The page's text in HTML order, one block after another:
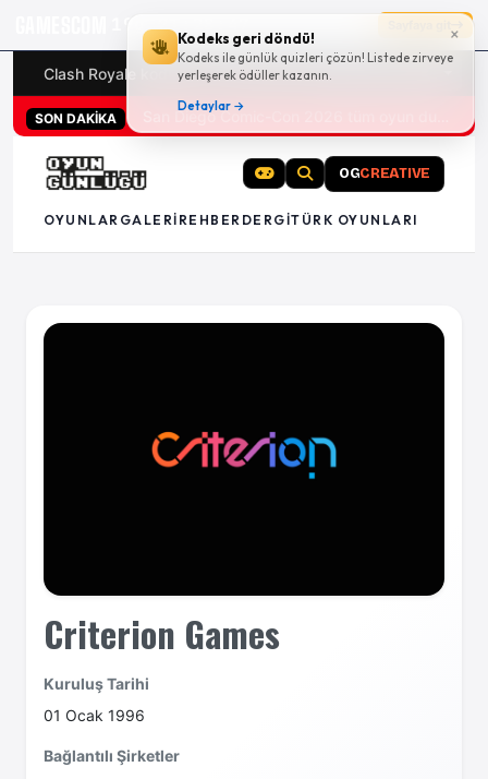
×
Kodeks geri döndü!
Kodeks ile günlük quizleri çözün! Listede zirveye
yerleşerek ödüller kazanın.
Detaylar →
19g 21:28:47
Clash Royale kodları Türk oyunları (PC ve konsollar) -
SON DAKİKA
OGCREATIVE
OYUNLAR GALERI REHBER DERGITÜRK OYUNLARI
Criterion Games
Kuruluş Tarihi
01 Ocak 1996
Bağlantılı Şirketler